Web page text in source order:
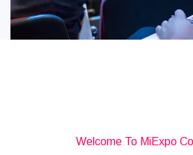
Welcome To MiExpo